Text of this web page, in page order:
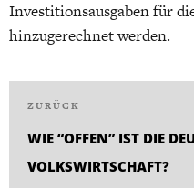
Investitionsausgaben für
hinzugerechnet werden.
Navigation
Vorheriger
Beitrag
ZURÜCK
WIE “OFFEN” IST DIE
VOLKSWIRTSCHAFT?